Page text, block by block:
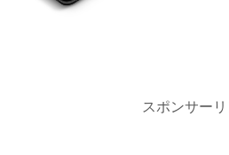
スポンサーリ